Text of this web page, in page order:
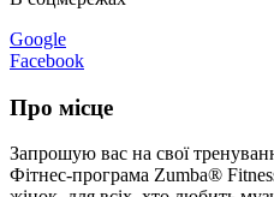
Google
Facebook
Про місце
Запрошую вас на свої
Фітнес-програма Zumba®